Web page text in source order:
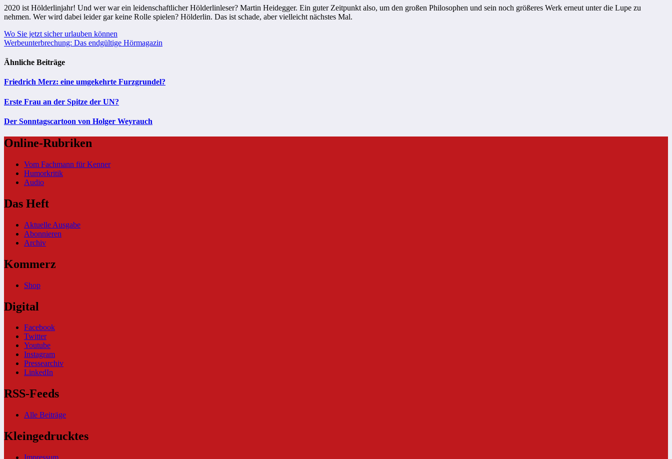
2020 ist Hölderlinjahr! Und wer war ein leidenschaftlicher Hölderlinleser? Martin Heidegger. Ein guter Zeitpunkt also, um den großen Philosophen und sein noch größeres Werk erneut unter die Lupe zu
nehmen. Wer wird dabei leider gar keine Rolle spielen? Hölderlin. Das ist schade, aber vielleicht nächstes Mal.
Beitragsnavigation
Wo Sie jetzt sicher urlauben können
Werbeunterbrechung: Das endgültige Hörmagazin
Ähnliche Beiträge
Friedrich Merz: eine umgekehrte Furzgrundel?
Erste Frau an der Spitze der UN?
Der Sonntagscartoon von Holger Weyrauch
Online-Rubriken
Vom Fachmann für Kenner
Humorkritik
Audio
Das Heft
Aktuelle Ausgabe
Abonnieren
Archiv
Kommerz
Shop
Digital
Facebook
Twitter
Youtube
Instagram
Pressearchiv
LinkedIn
RSS-Feeds
Alle Beiträge
Kleingedrucktes
Impressum